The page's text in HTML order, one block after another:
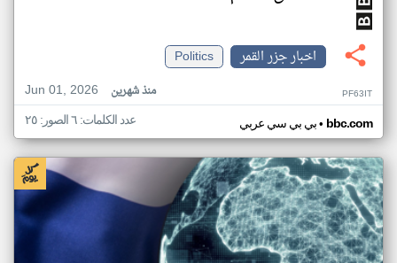
اخبار جزر القمر
Politics
Jun 01, 2026
منذ شهرين PF63IT
بي بي سي عربي• bbc.com عدد الكلمات: ٦ الصور: ٢٥